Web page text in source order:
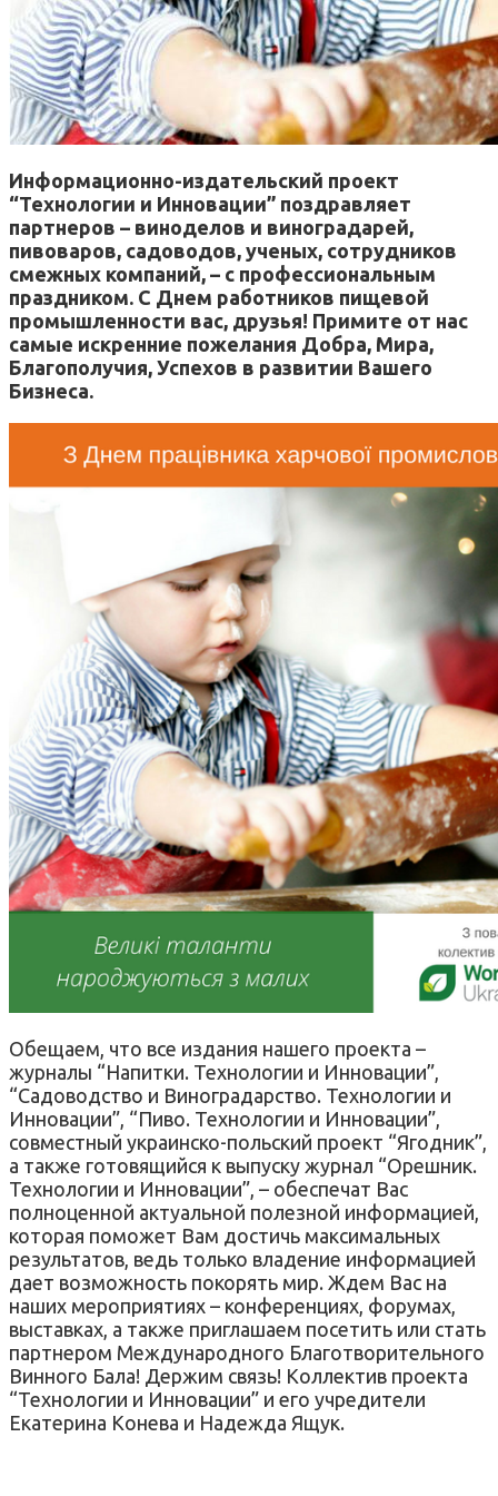
Информационно-издательский проект
“Технологии и Инновации” поздравляет
партнеров – виноделов и виноградарей,
пивоваров, садоводов, ученых, сотрудников
смежных компаний, – с профессиональным
праздником. С Днем работников пищевой
промышленности вас, друзья! Примите от нас
самые искренние пожелания Добра, Мира,
Благополучия, Успехов в развитии Вашего
Бизнеса.
Обещаем, что все издания нашего проекта –
журналы “Напитки. Технологии и Инновации”,
“Садоводство и Виноградарство. Технологии и
Инновации”, “Пиво. Технологии и Инновации”,
совместный украинско-польский проект “Ягодник”,
а также готовящийся к выпуску журнал “Орешник.
Технологии и Инновации”, – обеспечат Вас
полноценной актуальной полезной информацией,
которая поможет Вам достичь максимальных
результатов, ведь только владение информацией
дает возможность покорять мир. Ждем Вас на
наших мероприятиях – конференциях, форумах,
выставках, а также приглашаем посетить или стать
партнером Международного Благотворительного
Винного Бала! Держим связь! Коллектив проекта
“Технологии и Инновации” и его учредители
Екатерина Конева и Надежда Ящук.